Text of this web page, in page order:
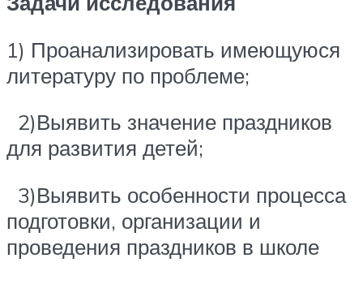
1) Проанализировать имеющуюся
литературу по проблеме;
2)Выявить значение праздников
для развития детей;
3)Выявить особенности процесса
подготовки, организации и
проведения праздников в школе